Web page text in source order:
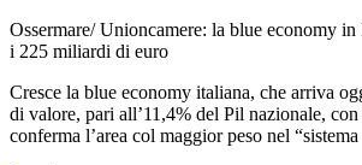
Ossermare/ Unioncamere: la blue economy
i 225 miliardi di euro
Cresce la blue economy italiana, che arriva
di valore, pari all’11,4% del Pil nazionale,
conferma l’area col maggior peso nel “sistema